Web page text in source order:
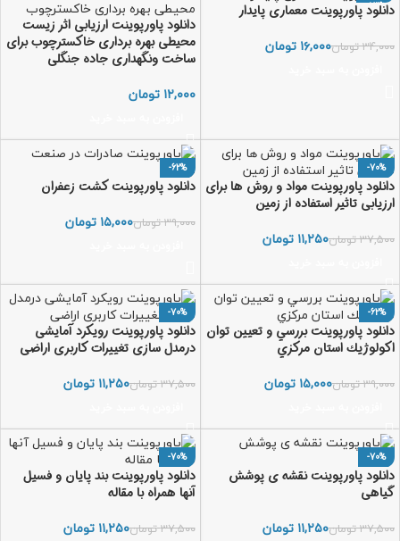
-53%
دانلود پاورپوینت معماری پایدار
۳۴,۰۰۰تومان۱۶,۰۰۰ تومان
دانلود پاورپوینت ارزیابی اثر زیست
محیطی بهره برداری خاکسترچوب برای
ساخت ونگهداری جاده جنگلی
تومان
-70%
دانلود پاورپوینت مواد و روش ها برای
ارزیابی تاثیر استفاده از زمین
۳۷,۵۰۰تومان۱۱,۲۵۰ تومان
-62%
دانلود پاورپوینت کشت زعفران
۳۹,۰۰۰تومان۱۵,۰۰۰ تومان
-62%
دانلود پاورپوینت بررسي و تعيين توان
اكولوژيك استان مركزي
۳۹,۰۰۰تومان۱۵,۰۰۰ تومان
-70%
دانلود پاورپوینت رویکرد آمایشی
درمدل سازی تغییرات کاربری اراضی
۳۷,۵۰۰تومان۱۱,۲۵۰ تومان
-70%
دانلود پاورپوینت نقشه ی پوشش
گیاهی
۳۷,۵۰۰تومان۱۱,۲۵۰ تومان
-70%
دانلود پاورپوینت بند پایان و فسیل
آنها همراه با مقاله
۳۷,۵۰۰تومان۱۱,۲۵۰ تومان